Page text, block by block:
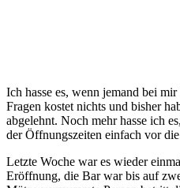
Ich hasse es, wenn jemand bei mir
Fragen kostet nichts und bisher
abgelehnt. Noch mehr hasse ich
der Öffnungszeiten einfach vor
Letzte Woche war es wieder
Eröffnung, die Bar war bis auf